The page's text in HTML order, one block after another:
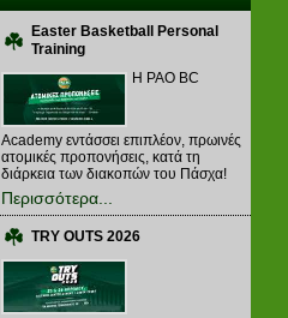
Easter Basketball Personal
Training
Η PAO BC
Academy εντάσσει επιπλέον, πρωινές
ατομικές προπονήσεις, κατά τη
διάρκεια των διακοπών του Πάσχα!
Περισσότερα...
TRY OUTS 2026